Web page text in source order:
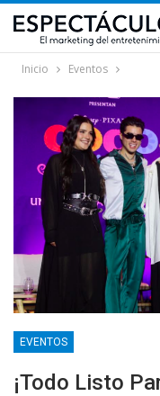
Inicio Eventos
EVENTOS
¡Todo Listo